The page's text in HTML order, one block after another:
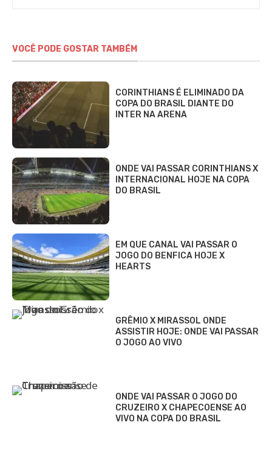
VOCÊ PODE GOSTAR TAMBÉM
CORINTHIANS É ELIMINADO DA
COPA DO BRASIL DIANTE DO
INTER NA ARENA
ONDE VAI PASSAR CORINTHIANS X
INTERNACIONAL HOJE NA COPA
DO BRASIL
EM QUE CANAL VAI PASSAR O
JOGO DO BENFICA HOJE X
HEARTS
GRÊMIO X MIRASSOL ONDE
ASSISTIR HOJE: ONDE VAI PASSAR
O JOGO AO VIVO
ONDE VAI PASSAR O JOGO DO
CRUZEIRO X CHAPECOENSE AO
VIVO NA COPA DO BRASIL